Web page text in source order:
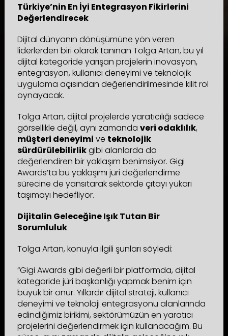
Türkiye’nin En İyi Entegrasyon Fikirlerini
Değerlendirecek
Dijital dünyanın dönüşümüne yön veren
liderlerden biri olarak tanınan Tolga Artan, bu yıl
dijital kategoride yarışan projelerin inovasyon,
entegrasyon, kullanıcı deneyimi ve teknolojik
uygulama açısından değerlendirilmesinde kilit rol
oynayacak.
Tolga Artan, dijital projelerde yaratıcılığı sadece
görsellikle değil, aynı zamanda veri odaklılık,
müşteri deneyimi ve teknolojik
sürdürülebilirlikgibi alanlarda da
değerlendiren bir yaklaşım benimsiyor. Gigi
Awards’ta bu yaklaşımı jüri değerlendirme
sürecine de yansıtarak sektörde çıtayı yukarı
taşımayı hedefliyor.
Dijitalin Geleceğine Işık Tutan Bir
Sorumluluk
Tolga Artan, konuyla ilgili şunları söyledi:
“Gigi Awards gibi değerli bir platformda, dijital
kategoride jüri başkanlığı yapmak benim için
büyük bir onur. Yıllardır dijital strateji, kullanıcı
deneyimi ve teknoloji entegrasyonu alanlarında
edindiğimiz birikimi, sektörümüzün en yaratıcı
projelerini değerlendirmek için kullanacağım. Bu